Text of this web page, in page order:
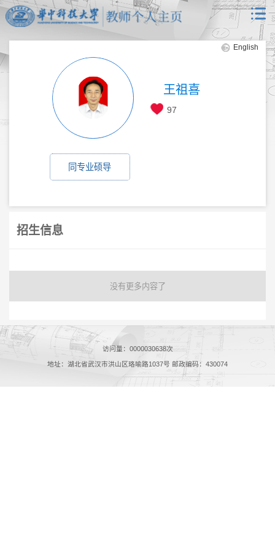
English
王祖喜
97
同专业硕导
招生信息
没有更多内容了
访问量： 0000030638次
地址：湖北省武汉市洪山区珞喻路1037号 邮政编码：430074